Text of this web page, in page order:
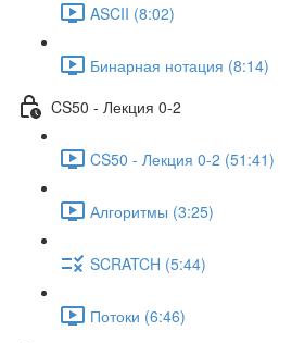
ASCII (8:02)
Бинарная нотация (8:14)
CS50 - Лекция 0-2
CS50 - Лекция 0-2 (51:41)
Алгоритмы (3:25)
SCRATCH (5:44)
Потоки (6:46)